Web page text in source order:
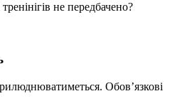
не передбачено?
Обов’язкові